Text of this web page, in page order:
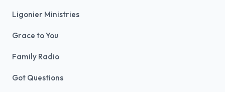
Ligonier Ministries
Grace to You
Family Radio
Got Questions